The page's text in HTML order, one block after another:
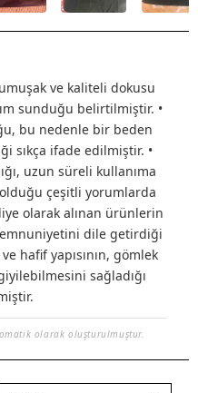
ve kaliteli dokusu
sunduğu belirtilmiştir. •
bu nedenle bir beden
sıkça ifade edilmiştir. •
uzun süreli kullanıma
çeşitli yorumlarda
olarak alınan ürünlerin
dile getirdiği
hafif yapısının, gömlek
sağladığı
olarak oluşturulmuştur.